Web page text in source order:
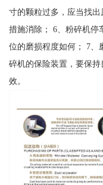
寸的颗粒过多，应当找
措施消除； 6、粉碎机停
位的磨损程度如何； 7、
碎机的保险装置，要保
效。